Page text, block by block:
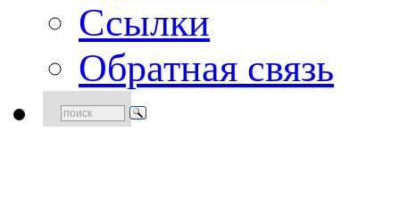
Ссылки
Обратная связь